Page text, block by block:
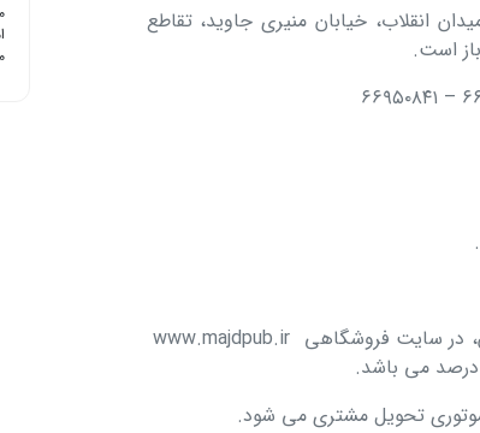
انقلاب، خیابان منیری جاوید، تقاطع
همه آثار موجود در فروشگاه مرکزی مجد اعم از آثار مجد و دیگران، در سایت فروشگاهی www.majdpub.ir
تحویل مشتری می شود.